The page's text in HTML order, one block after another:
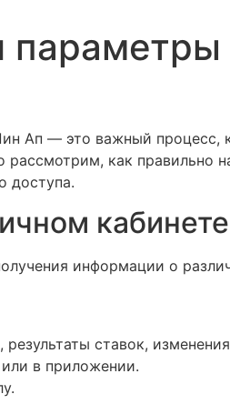
Ап — это важный процесс,
как правильно
доступа.
кабинете
информации о
ставок,
в приложении.